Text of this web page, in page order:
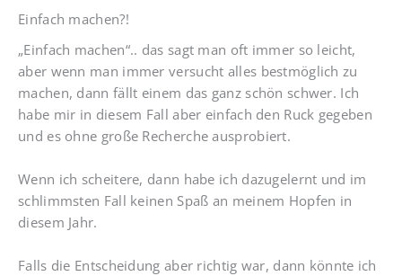
Einfach machen?!
„Einfach machen“.. das sagt man oft immer so leicht,
aber wenn man immer versucht alles bestmöglich zu
machen, dann fällt einem das ganz schön schwer. Ich
habe mir in diesem Fall aber einfach den Ruck gegeben
und es ohne große Recherche ausprobiert.
Wenn ich scheitere, dann habe ich dazugelernt und im
schlimmsten Fall keinen Spaß an meinem Hopfen in
diesem Jahr.
Falls die Entscheidung aber richtig war, dann könnte ich